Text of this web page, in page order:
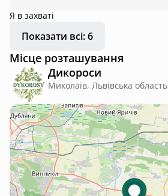
Я в захваті
Показати всі: 6
Місце розташування
Дикороси
Миколаїв, Львівська область